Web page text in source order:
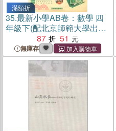
滿額折
35.最新小學AB卷：數學 四
年級下(配北京師範大學出版
社實驗教科書)（簡體書）
87 51
無庫存